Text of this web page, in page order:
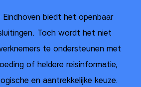
Eindhoven biedt het openbaar
Toch wordt het niet
te ondersteunen met
of heldere reisinformatie,
en aantrekkelijke keuze.